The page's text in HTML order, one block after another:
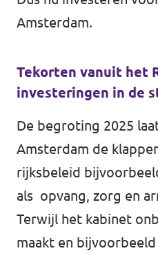
Amsterdam.
Tekorten vanuit het
investeringen in de
De begroting 2025
Amsterdam de
rijksbeleid
als opvang, zorg en
Terwijl het kabinet
maakt en